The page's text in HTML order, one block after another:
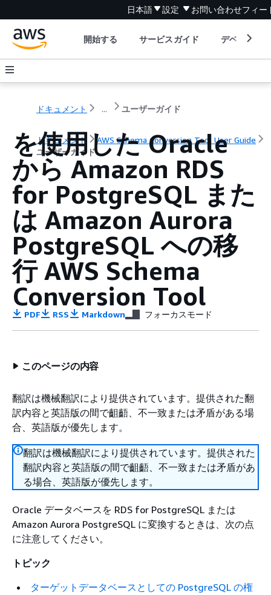
日本語 設定 お問い合わせフィー
開始する サービスガイド デベロッパ
ドキュメント ... ユーザーガイド
ドキュメント
AWS Schema Conversion Tool User Guide
ユーザーガイド
を使用した Oracle
から Amazon RDS
for PostgreSQL また
は Amazon Aurora
PostgreSQL への移
行 AWS Schema
Conversion Tool
PDF RSS Markdown フォーカスモード
このページの内容
翻訳は機械翻訳により提供されています。提供された翻
訳内容と英語版の間で齟齬、不一致または矛盾がある場
合、英語版が優先します。
翻訳は機械翻訳により提供されています。提供された
翻訳内容と英語版の間で齟齬、不一致または矛盾があ
る場合、英語版が優先します。
Oracle データベースを RDS for PostgreSQL または
Amazon Aurora PostgreSQL に変換するときは、次の点
に注意してください。
トピック
ターゲットデータベースとしての PostgreSQL の権